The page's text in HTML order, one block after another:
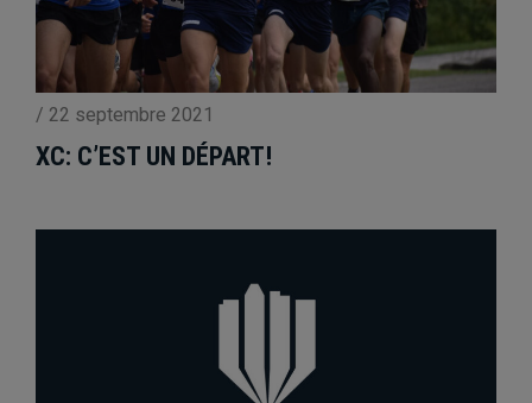
/ 22 septembre 2021
XC: C’EST UN DÉPART!